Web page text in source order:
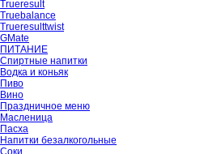
Trueresult
Truebalance
Trueresulttwist
GMate
ПИТАНИЕ
Спиртные напитки
Водка и коньяк
Пиво
Вино
Праздничное меню
Масленица
Пасха
Напитки безалкогольные
Соки